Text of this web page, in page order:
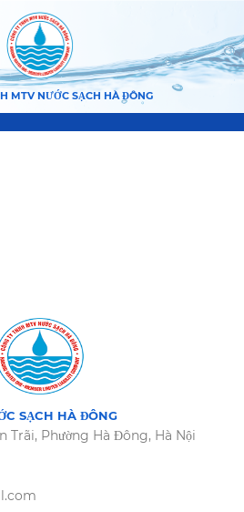
MTV NƯỚC SẠCH HÀ ĐÔNG
SẠCH HÀ ĐÔNG
Trãi, Phường Hà Đông, Hà Nội